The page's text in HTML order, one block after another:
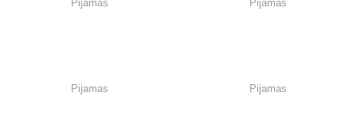
Pijamas Pijamas
Pijamas Pijamas